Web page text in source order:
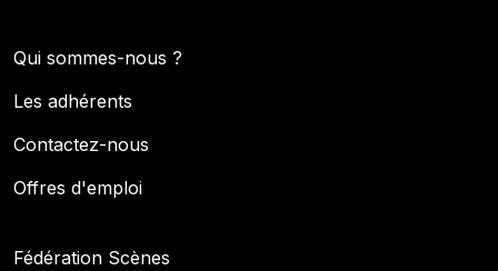
Qui sommes-nous ?
Les adhérents
Contactez-nous
Offres d'emploi
Fédération Scènes